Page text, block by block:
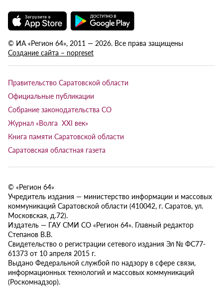
© ИА «Регион 64», 2011 — 2026. Все права защищены
Создание сайта – nopreset
Правительство Саратовской области
Официальные публикации
Собрание законодательства СО
Журнал «Волга XXI век»
Книга памяти Саратовской области
Саратовская областная газета
© «Регион 64»
Учредитель издания — министерство информации и массовых
коммуникаций Саратовской области (410042, г. Саратов, ул.
Московская, д.72).
Издатель — ГАУ СМИ СО «Регион 64». Главный редактор
Степанов В.В.
Свидетельство о регистрации сетевого издания Эл № ФС77-
61373 от 10 апреля 2015 г.
Выдано Федеральной службой по надзору в сфере связи,
информационных технологий и массовых коммуникаций
(Роскомнадзор).